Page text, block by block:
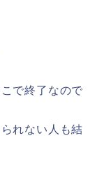
で終了なので
れない人も結